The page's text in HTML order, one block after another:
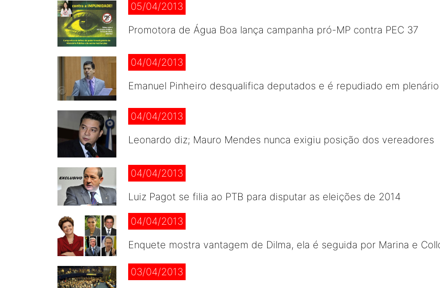
05/04/2013
Promotora de Água Boa lança campanha pró-MP contra PEC 37
04/04/2013
Emanuel Pinheiro desqualifica deputados e é repudiado em plenário
04/04/2013
Leonardo diz; Mauro Mendes nunca exigiu posição dos vereadores
04/04/2013
Luiz Pagot se filia ao PTB para disputar as eleições de 2014
04/04/2013
Enquete mostra vantagem de Dilma, ela é seguida por Marina e
03/04/2013